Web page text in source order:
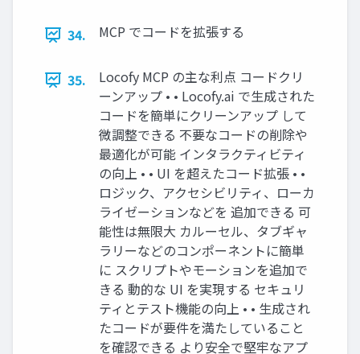
34. MCP でコードを拡張する
35.
Locofy MCP の主な利点 コードクリ
ーンアップ • • Locofy.ai で⽣成された
コードを簡単にクリーンアップ して
微調整できる 不要なコードの削除や
最適化が可能 インタラクティビティ
の向上 • • UI を超えたコード拡張 • •
ロジック、アクセシビリティ、ローカ
ライゼーションなどを 追加できる 可
能性は無限⼤ カルーセル、タブギャ
ラリーなどのコンポーネントに簡単
に スクリプトやモーションを追加で
きる 動的な UI を実現する セキュリ
ティとテスト機能の向上 • • ⽣成され
たコードが要件を満たしていること
を確認できる より安全で堅牢なアプ